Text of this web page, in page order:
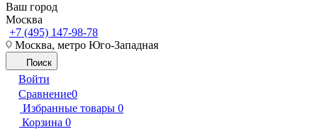
Ваш город
Москва
+7 (495) 147-98-78
Москва, метро Юго-Западная
Поиск
Войти
Сравнение0
Избранные товары 0
Корзина 0